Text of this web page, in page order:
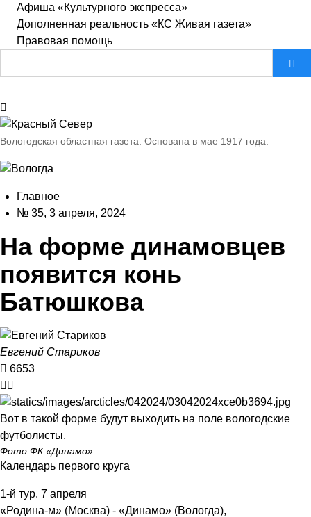
Афиша «Культурного экспресса»
Дополненная реальность «КС Живая газета»
Правовая помощь
Вологодская областная газета. Основана в мае 1917 года.
Главное
№ 35, 3 апреля, 2024
На форме динамовцев
появится конь
Батюшкова
Евгений Стариков
6653
Вот в такой форме будут выходить на поле вологодские
футболисты.
Фото ФК «Динамо»
Календарь первого круга
1-й тур. 7 апреля
«Родина-м» (Москва) - «Динамо» (Вологда),